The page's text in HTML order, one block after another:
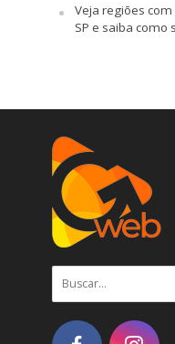
Veja regiões
SP e saiba como